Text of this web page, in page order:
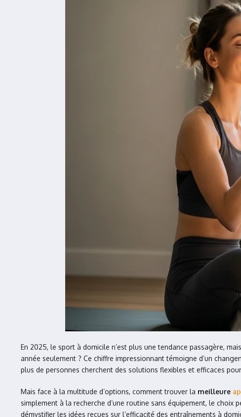
En 2025, le sport à domicile n’est plus une tendance passagère,
année seulement ? Ce chiffre impressionnant témoigne d’un
plus de personnes cherchent des solutions flexibles et efficaces
Mais face à la multitude d’options, comment trouver la meilleure
simplement à la recherche d’une routine sans équipement, le
démystifier les idées reçues sur l’efficacité des entraînements à